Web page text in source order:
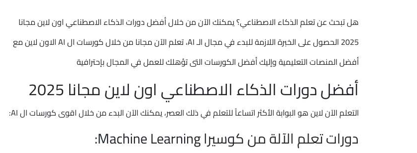
هل تبحث عن تعلم الذكاء الاصطناعي؟ يمكنك الآن من خلال أفضل دورات الذكاء الاصطناعي اون لاين مجانا
2025 الحصول على الخبرة اللازمة للبدء في مجال الـ AI، تعلم الآن مجانا من خلال كورسات ال AI الاون لاين مع
أفضل المنصات التعليمية وإليك أفضل الكورسات التى تؤهلك للعمل في المجال بإحترافية
أفضل دورات الذكاء الاصطناعي اون لاين مجانا 2025
التعلم الآن لاين هو البوابة الأكثر اتساعاً للتعلم في ذلك العصر، يمكنك الآن البدء من خلال اقوى كورسات ال AI:
دورات تعلم الآلة من كوسيرا Machine Learning: